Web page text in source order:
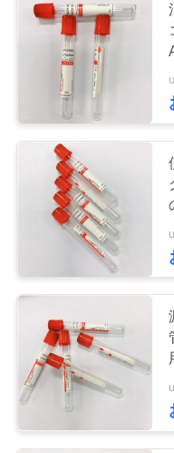
に
連
ウイル
出管
明白な
ション